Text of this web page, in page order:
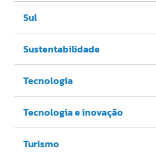
Sul
Sustentabilidade
Tecnologia
Tecnologia e inovação
Turismo